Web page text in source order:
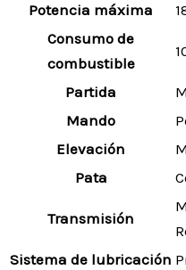
Potencia máxima
Consumo de
combustible
Partida
Mando
Elevación
Pata
Transmisión
Sistema de lubricación